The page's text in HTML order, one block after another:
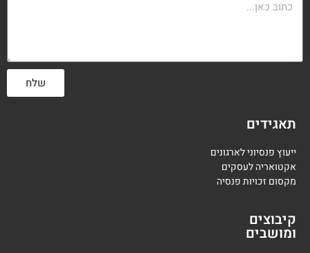
שלח
תאגידים
ייעוץ פנסיוני לארגונים
אקטואריה לעסקים
מקסום זכויות פנסיה
קיבוצים
ומושבים